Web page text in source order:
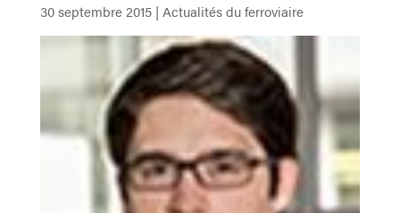
30 septembre 2015| Actualités du ferroviaire